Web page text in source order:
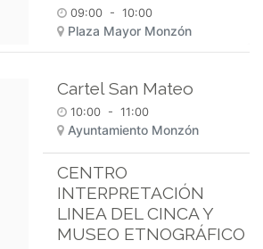
09:00 - 10:00
Plaza Mayor Monzón
Cartel San Mateo
10:00 - 11:00
Ayuntamiento Monzón
CENTRO
INTERPRETACIÓN
LINEA DEL CINCA Y
MUSEO ETNOGRÁFICO